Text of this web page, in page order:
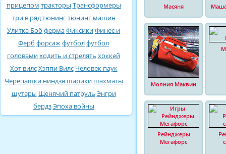
прицепом тракторы Трансформеры
три в рядтюнингтюнинг машин
Улитка Боб фермаФиксикиФинес и
Ферб форсажфутболфутбол
головамиходить и стрелять хоккей
Хот вилсХэппи Вилс Человек паук
Черепашки ниндзя шарики шахматы
шутеры Щенячий патруль Энгри
бердзЭпоха войны
Масяня
Молния Маквин
Рейнджеры
Мегафорс